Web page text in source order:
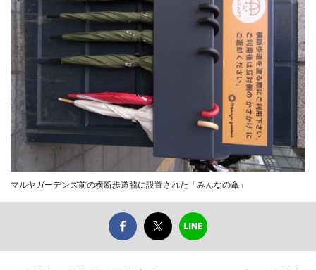
マルヤガーデンズ前の横断歩道脇に設置された「みんなの傘」